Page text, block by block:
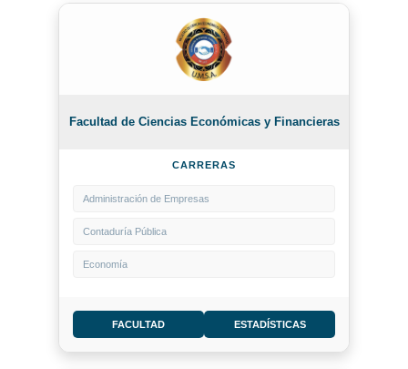
Facultad de Ciencias Económicas y Financieras
CARRERAS
Administración de Empresas
Contaduría Pública
Economía
FACULTAD ESTADÍSTICAS